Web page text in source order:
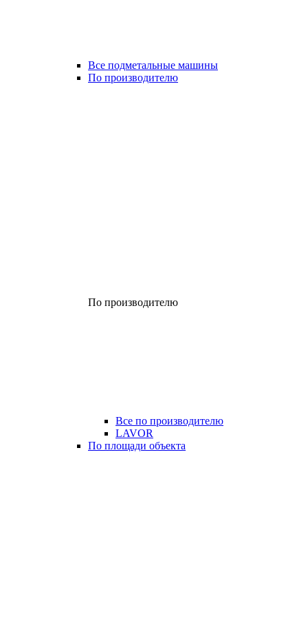
Все подметальные машины
По производителю
По производителю
Все по производителю
LAVOR
По площади объекта